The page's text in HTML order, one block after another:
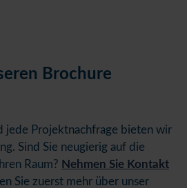
Brochure
jede Projektnachfrage bieten wir
Sind Sie neugierig auf die
Raum? Nehmen Sie Kontakt
Sie zuerst mehr über unser